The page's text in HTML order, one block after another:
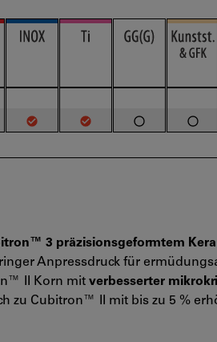
3 präzisionsgeformtem
Anpressdruck für
II Korn mit verbesserter
zu Cubitron™ II mit bis zu 5 %